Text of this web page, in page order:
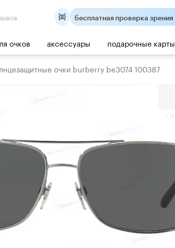
бесплатная проверка зрения
очков аксессуары подарочные карты
очки burberry be3074 100387